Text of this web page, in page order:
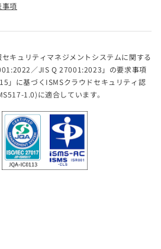
項
キュリティマネジメントシステムに関する
／JIS Q 27001:2023」の要求事項
」に基づくISMSクラウドセキュリティ認
1.0)に適合しています。